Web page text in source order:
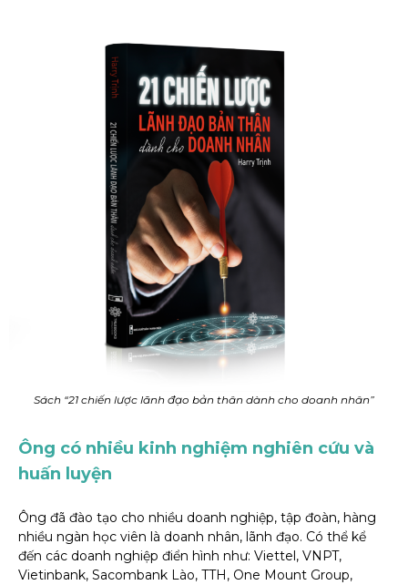
Sách “21 chiến lược lãnh đạo bản thân dành cho doanh nhân”
Ông có nhiều kinh nghiệm nghiên cứu và
huấn luyện
Ông đã đào tạo cho nhiều doanh nghiệp, tập đoàn, hàng
nhiều ngàn học viên là doanh nhân, lãnh đạo. Có thể kể
đến các doanh nghiệp điển hình như: Viettel, VNPT,
Vietinbank, Sacombank Lào, TTH, One Mount Group,